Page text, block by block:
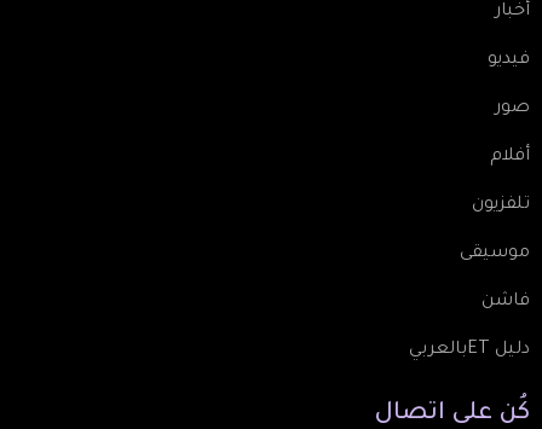
أخبار
فيديو
صور
أفلام
تلفزيون
موسيقى
فاشن
دليل ETبالعربي
كُن على اتصال